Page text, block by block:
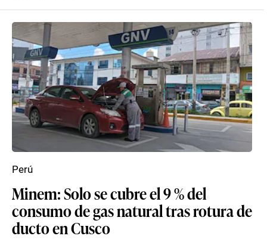
Minem: Solo se cubre el 9 % del
consumo de gas natural tras rotura de
ducto en Cusco
Perú